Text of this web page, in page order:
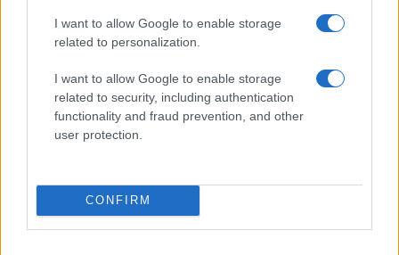
I want to allow Google to enable storage
related to personalization.
I want to allow Google to enable storage
related to security, including authentication
functionality and fraud prevention, and other
user protection.
CONFIRM